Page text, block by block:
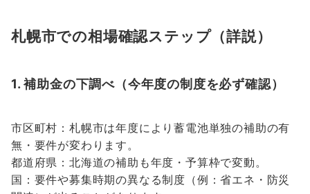
札幌市での相場確認ステップ（詳説）
1. 補助金の下調べ（今年度の制度を必ず確認）
市区町村：札幌市は年度により蓄電池単独の補助の有
無・要件が変わります。
都道府県：北海道の補助も年度・予算枠で変動。
国：要件や募集時期の異なる制度（例：省エネ・防災